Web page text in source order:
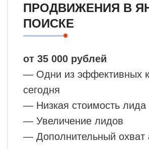
ПРОДВИЖЕНИЯ В
ПОИСКЕ
от 35 000 рублей
— Одни из эффективных
сегодня
— Низкая стоимость лида
— Увеличение лидов
— Дополнительный охват